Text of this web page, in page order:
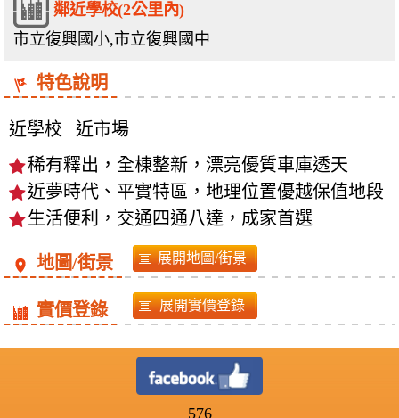
鄰近學校(2公里內)
市立復興國小,市立復興國中
特色說明
近學校
近市場
稀有釋出，全棟整新，漂亮優質車庫透天
近夢時代、平實特區，地理位置優越保值地段
生活便利，交通四通八達，成家首選
地圖/街景
實價登錄
576